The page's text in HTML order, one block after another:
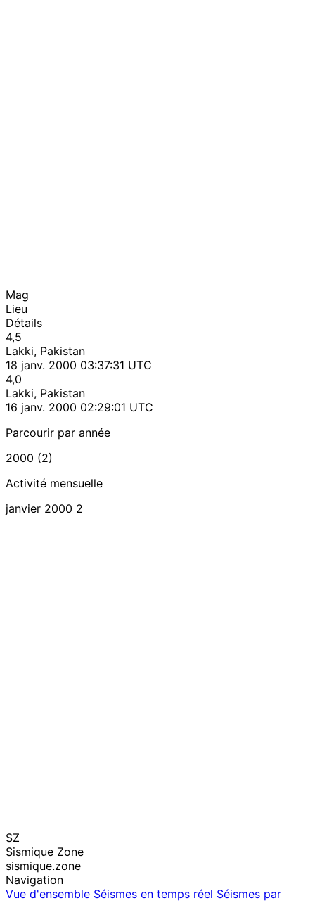
Mag
Lieu
Détails
4,5
Lakki, Pakistan
18 janv. 2000 03:37:31 UTC
4,0
Lakki, Pakistan
16 janv. 2000 02:29:01 UTC
Parcourir par année
2000 (2)
Activité mensuelle
janvier 2000 2
SZ
Sismique Zone
sismique.zone
Navigation
Vue d'ensemble Séismes en temps réel Séismes par